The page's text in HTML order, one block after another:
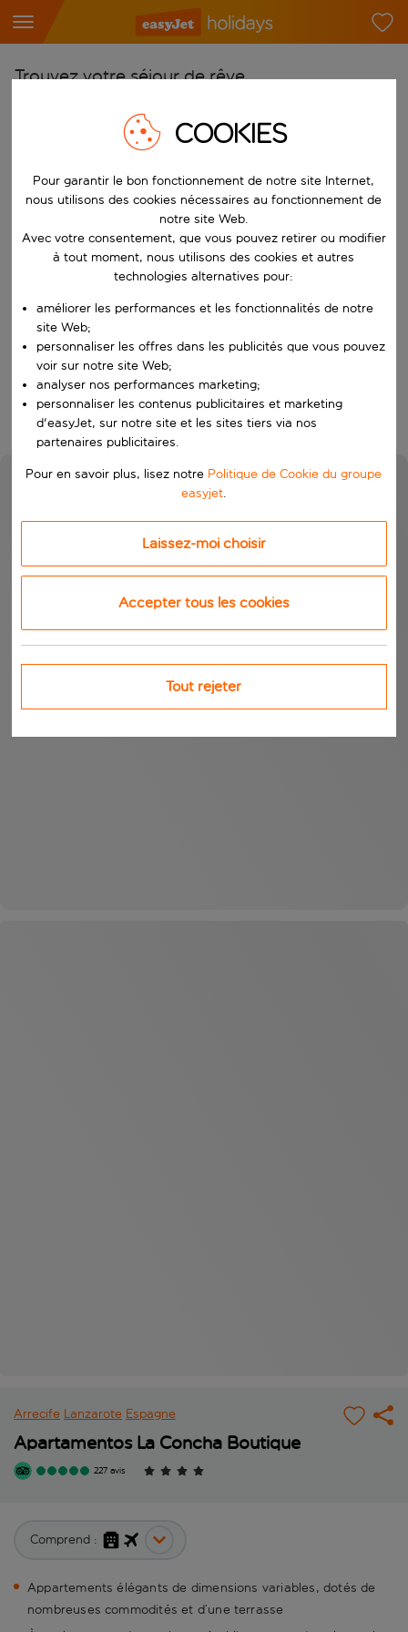
Trouvez votre séjour de rêve
Commencez à taper pour la saisie automatique. Lorsque les
Choisissez votre aéroport
Commencez à taper pour la saisie automatique. Lorsque les
Choisissez votre destination
Vers
Choisissez vos dates
Quand
Qui
Rechercher
Arrecife Lanzarote Espagne
Apartamentos La Concha Boutique
227 avis
Comprend :
Appartements élégants de dimensions variables, dotés de
nombreuses commodités et d’une terrasse
COOKIES
Pour garantir le bon fonctionnement de notre site Internet,
nous utilisons des cookies nécessaires au fonctionnement de
notre site Web.
Avec votre consentement, que vous pouvez retirer ou modifier
à tout moment, nous utilisons des cookies et autres
technologies alternatives pour:
améliorer les performances et les fonctionnalités de notre
site Web;
personnaliser les offres dans les publicités que vous pouvez
voir sur notre site Web;
analyser nos performances marketing;
personnaliser les contenus publicitaires et marketing
d'easyJet, sur notre site et les sites tiers via nos
partenaires publicitaires.
Pour en savoir plus, lisez notre Politique de Cookie du groupe
easyjet.
Laissez-moi choisir
Accepter tous les cookies
Tout rejeter